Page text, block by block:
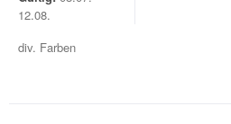
12.08.
div. Farben